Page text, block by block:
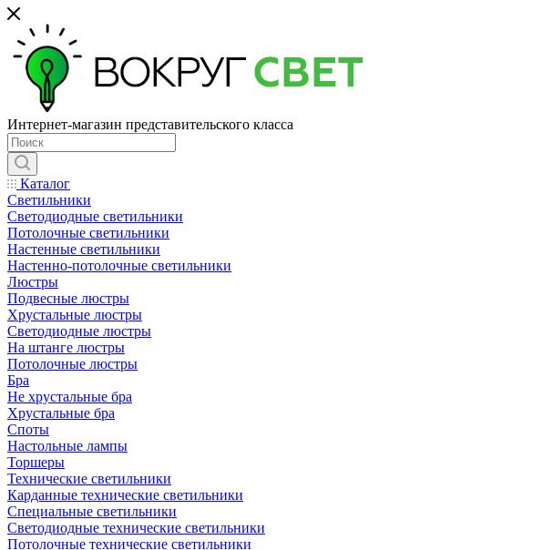
Интернет-магазин представительского класса
Каталог
Светильники
Светодиодные светильники
Потолочные светильники
Настенные светильники
Настенно-потолочные светильники
Люстры
Подвесные люстры
Хрустальные люстры
Светодиодные люстры
На штанге люстры
Потолочные люстры
Бра
Не хрустальные бра
Хрустальные бра
Споты
Настольные лампы
Торшеры
Технические светильники
Карданные технические светильники
Специальные светильники
Светодиодные технические светильники
Потолочные технические светильники